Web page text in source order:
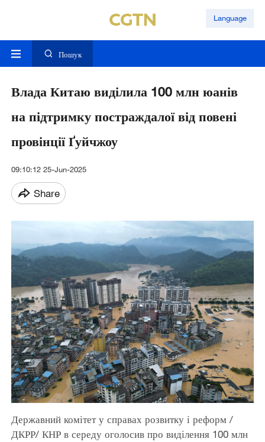
Language
Пошук
Влада Китаю виділила 100 млн юанів
на підтримку постраждалої від повені
провінції Ґуйчжоу
09:10:12 25-Jun-2025
Share
Державний комітет у справах розвитку і реформ /
ДКРР/ КНР в середу оголосив про виділення 100 млн